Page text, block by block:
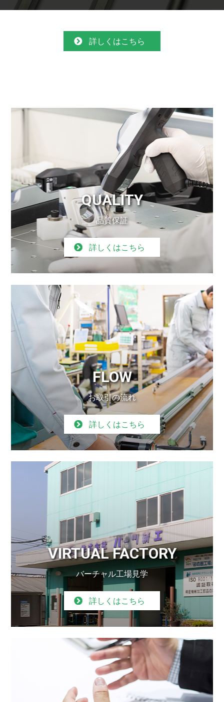
詳しくはこちら
QUALITY
品質保証
詳しくはこちら
FLOW
お取引の流れ
詳しくはこちら
VIRTUAL FACTORY
バーチャル工場見学
詳しくはこちら